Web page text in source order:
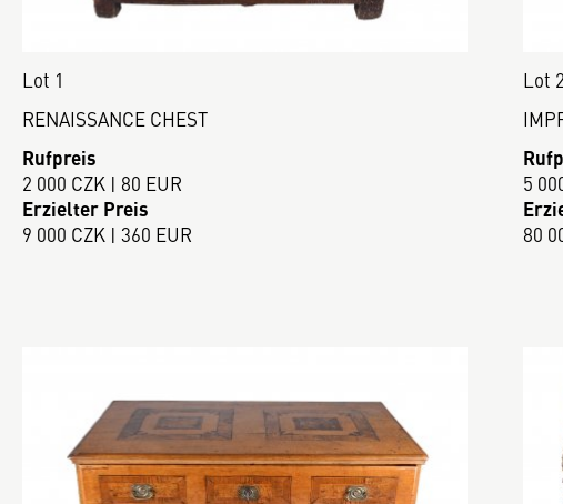
Lot 1
RENAISSANCE CHEST
Rufpreis
2 000 CZK | 80 EUR
Erzielter Preis
9 000 CZK | 360 EUR
Lot 2
5
80